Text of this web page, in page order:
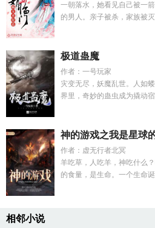
一朝落水，她看见自己被一
的男人。亲子被杀，家族被
极道蛊魔
作者：一号玩家
灾变无尽，妖魔乱世。人如
界里，奇妙的蛊虫成为撬动
神的游戏之我是星球
作者：虚无行者北冥
羊吃草，人吃羊，神吃什么
的食量，是生命。一个生命
相邻小说